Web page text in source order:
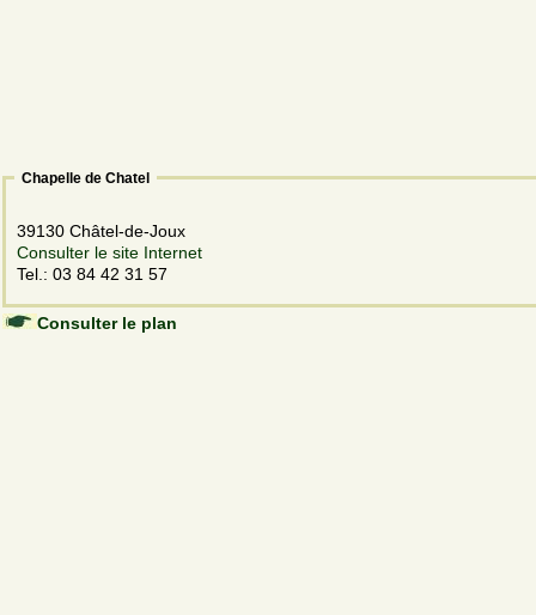
Chapelle de Chatel
39130 Châtel-de-Joux
Consulter le site Internet
Tel.: 03 84 42 31 57
Consulter le plan